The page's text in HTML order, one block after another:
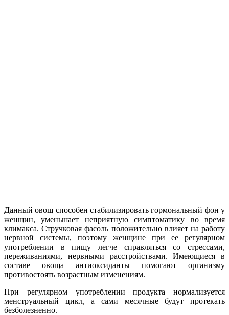
Данный овощ способен стабилизировать гормональный фон у
женщин, уменьшает неприятную симптоматику во время
климакса. Стручковая фасоль положительно влияет на работу
нервной системы, поэтому женщине при ее регулярном
употреблении в пищу легче справляться со стрессами,
переживаниями, нервными расстройствами. Имеющиеся в
составе овоща антиоксиданты помогают организму
противостоять возрастным изменениям.
При регулярном употреблении продукта нормализуется
менструальный цикл, а сами месячные будут протекать
безболезненно.